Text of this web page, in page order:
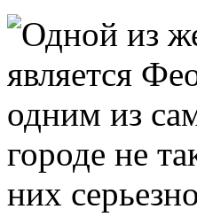
Одной из
является
одним из
городе не
них